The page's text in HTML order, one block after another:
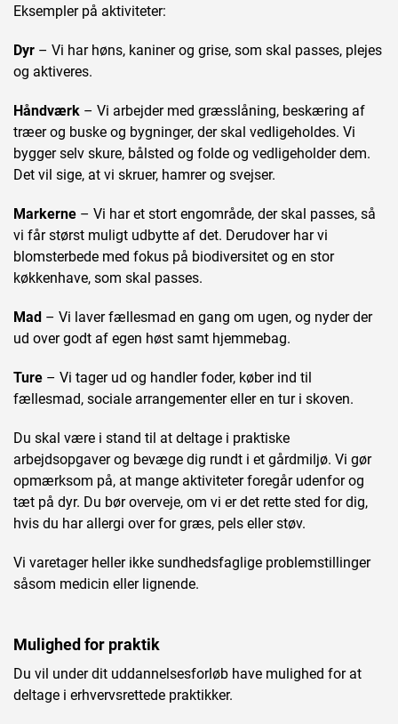
Eksempler på aktiviteter:
Dyr – Vi har høns, kaniner og grise, som skal passes, plejes
og aktiveres.
Håndværk – Vi arbejder med græsslåning, beskæring af
træer og buske og bygninger, der skal vedligeholdes. Vi
bygger selv skure, bålsted og folde og vedligeholder dem.
Det vil sige, at vi skruer, hamrer og svejser.
Markerne – Vi har et stort engområde, der skal passes, så
vi får størst muligt udbytte af det. Derudover har vi
blomsterbede med fokus på biodiversitet og en stor
køkkenhave, som skal passes.
Mad – Vi laver fællesmad en gang om ugen, og nyder der
ud over godt af egen høst samt hjemmebag.
Ture – Vi tager ud og handler foder, køber ind til
fællesmad, sociale arrangementer eller en tur i skoven.
Du skal være i stand til at deltage i praktiske
arbejdsopgaver og bevæge dig rundt i et gårdmiljø. Vi gør
opmærksom på, at mange aktiviteter foregår udenfor og
tæt på dyr. Du bør overveje, om vi er det rette sted for dig,
hvis du har allergi over for græs, pels eller støv.
Vi varetager heller ikke sundhedsfaglige problemstillinger
såsom medicin eller lignende.
Mulighed for praktik
Du vil under dit uddannelsesforløb have mulighed for at
deltage i erhvervsrettede praktikker.